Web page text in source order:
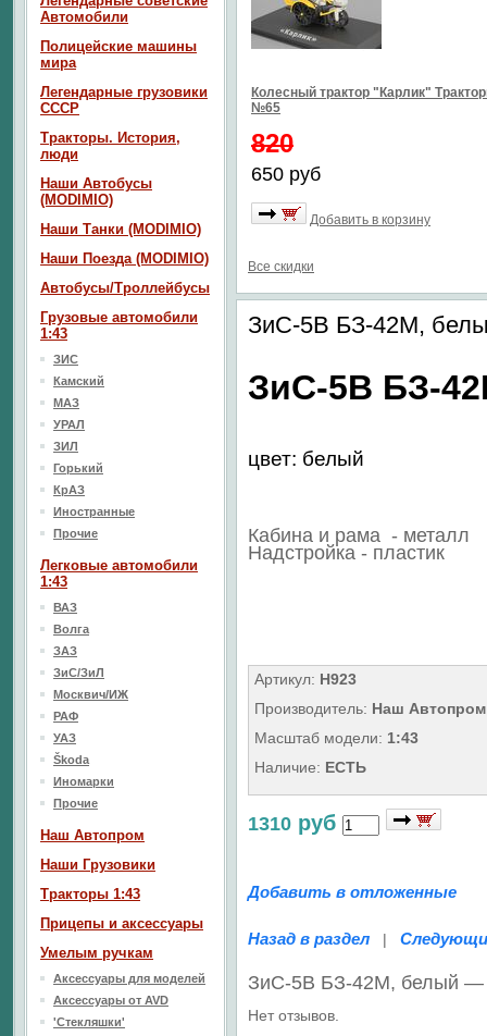
Колесный трактор "Карлик"
№65
820
650 руб
Добавить в корзину
Все скидки
ЗиС-5В БЗ-42М,
ЗиС-5В БЗ-
цвет: белый
Кабина и рама - металл
Надстройка - пластик
Артикул: H923
Производитель: Наш Автопром
Масштаб модели: 1:43
Наличие: ЕСТЬ
1310 руб
Добавить в отложенные
Назад в раздел |
ЗиС-5В БЗ-42М, белый —
Нет отзывов.
Автомобили
Полицейские машины
мира
Легендарные грузовики
СССР
Тракторы. История,
люди
Наши Автобусы
(MODIMIO)
Наши Танки (MODIMIO)
Наши Поезда (MODIMIO)
Автобусы/Троллейбусы
Грузовые автомобили
1:43
ЗИС
Камский
МАЗ
УРАЛ
ЗИЛ
Горький
КрАЗ
Иностранные
Прочие
Легковые автомобили
1:43
ВАЗ
Волга
ЗАЗ
ЗиС/ЗиЛ
Москвич/ИЖ
РАФ
УАЗ
Škoda
Иномарки
Прочие
Наш Aвтопром
Наши Грузовики
Тракторы 1:43
Прицепы и аксессуары
Умелым ручкам
Аксессуары для моделей
Аксессуары от AVD
'Стекляшки'